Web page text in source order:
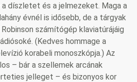
díszletet és a jelmezeket. Maga a
évnél is idősebb, de a tárgyak
számítógép klaviatúrájáig
(Kedves hommage a
korabeli monoszkópja.) Az
– bár a szellemek arcának
jelleget – és bizonyos kor